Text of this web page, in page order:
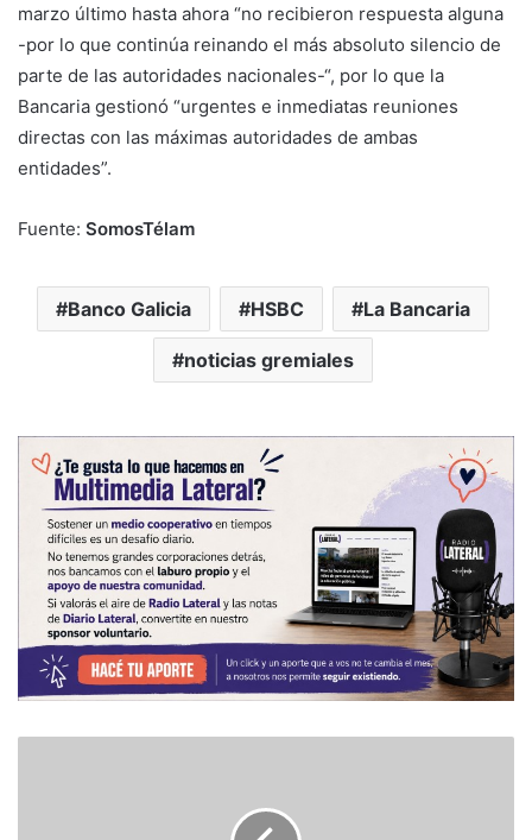
marzo último hasta ahora “no recibieron respuesta alguna
-por lo que continúa reinando el más absoluto silencio de
parte de las autoridades nacionales-“, por lo que la
Bancaria gestionó “urgentes e inmediatas reuniones
directas con las máximas autoridades de ambas
entidades”.
Fuente: SomosTélam
Banco Galicia HSBC La Bancaria
noticias gremiales